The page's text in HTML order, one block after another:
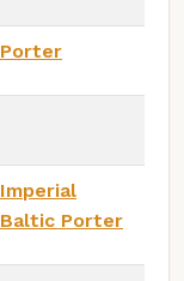
Porter
Imperial
Baltic Porter